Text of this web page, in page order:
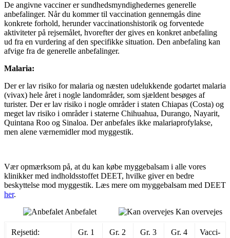
De angivne vacciner er sundhedsmyndighedernes generelle
anbefalinger. Når du kommer til vaccination gennemgås dine
konkrete forhold, herunder vaccinationshistorik og forventede
aktiviteter på rejsemålet, hvorefter der gives en konkret anbefaling
ud fra en vurdering af den specifikke situation. Den anbefaling kan
afvige fra de generelle anbefalinger.
Malaria:
Der er lav risiko for malaria og næsten udelukkende godartet malaria
(vivax) hele året i nogle landområder, som sjældent besøges af
turister. Der er lav risiko i nogle områder i staten Chiapas (Costa) og
meget lav risiko i områder i staterne Chihuahua, Durango, Nayarit,
Quintana Roo og Sinaloa. Der anbefales ikke malariaprofylakse,
men alene værnemidler mod myggestik.
Vær opmærksom på, at du kan købe myggebalsam i alle vores
klinikker med indholdsstoffet DEET, hvilke giver en bedre
beskyttelse mod myggestik. Læs mere om myggebalsam med DEET
her.
Anbefalet
Kan overvejes
Rejsetid: Gr. 1 Gr. 2 Gr. 3 Gr. 4 Vac­ci­